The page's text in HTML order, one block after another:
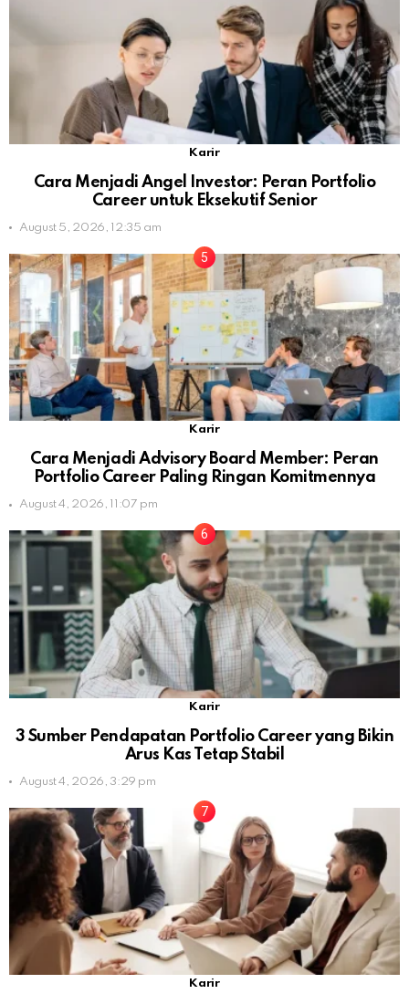
Karir
Cara Menjadi Angel Investor: Peran Portfolio
Career untuk Eksekutif Senior
August 5, 2026, 12:35 am
Karir
Cara Menjadi Advisory Board Member: Peran
Portfolio Career Paling Ringan Komitmennya
August 4, 2026, 11:07 pm
Karir
3 Sumber Pendapatan Portfolio Career yang Bikin
Arus Kas Tetap Stabil
August 4, 2026, 3:29 pm
Karir